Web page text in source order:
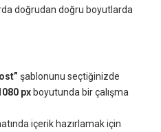
doğrudan doğru boyutlarda
şablonunu seçtiğinizde
px boyutunda bir çalışma
içerik hazırlamak için